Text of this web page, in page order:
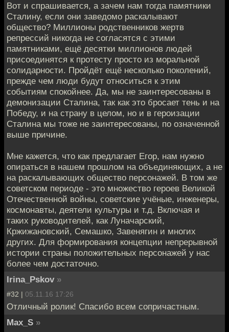
Вот и спрашивается, а зачем нам тогда памятники
Сталину, если они заведомо раскалывают
общество? Миллионы родственников жертв
репрессий никогда не согласятся с этими
памятниками, ещё десятки миллионов людей
присоединятся к протесту просто из моральной
солидарности. Пройдёт ещё несколько поколений,
прежде чем люди будут относиться к этим
событиям спокойнее. Да, мы не заинтересованы в
демонизации Сталина, так как это бросает тень и на
Победу, и на страну в целом, но и в героизации
Сталина мы тоже не заинтересованы, по означенной
выше причине.
Мне кажется, что как предлагает Егор, нам нужно
опираться в нашем прошлом на объединяющих, а не
на раскалывающих общество персонажей. В том же
советском периоде - это множество героев Великой
Отечественной войны, советские учёные, инженеры,
космонавты, деятели культуры и т.д. Включая и
таких руководителей, как Луначарский,
Кржижановский, Семашко, Завенягин и многих
других. Для формирования концепции непрерывной
истории страны положительных персонажей у нас
более чем достаточно.
Irina_Pskov »
#32 | 05.11.16 17:26
Отличный ролик! Спасибо всем сопричастным.
Max_S »